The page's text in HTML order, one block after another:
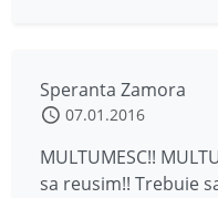
Speranta Zamora
07.01.2016
MULTUMESC!!
sa reusim!! Trebuie